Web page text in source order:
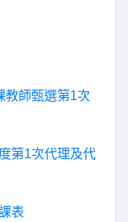
教師甄選第1次
第1次代理及代
表